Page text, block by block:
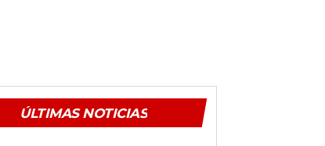
ÚLTIMAS NOTICIAS